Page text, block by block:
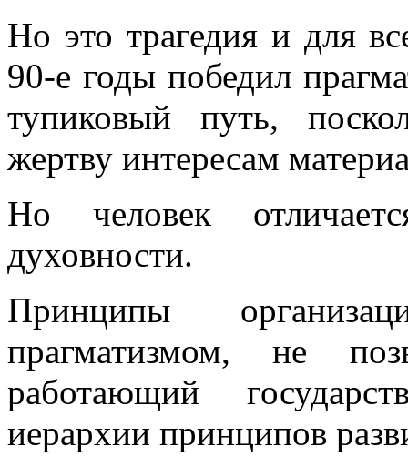
Но это трагедия и для
90-е годы победил
тупиковый путь,
жертву интересам
Но человек
духовности.
Принципы
прагматизмом, не
работающий
иерархии принципов